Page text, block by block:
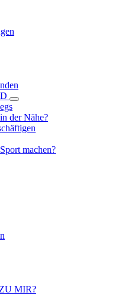
der Nähe?
machen?
MIR?